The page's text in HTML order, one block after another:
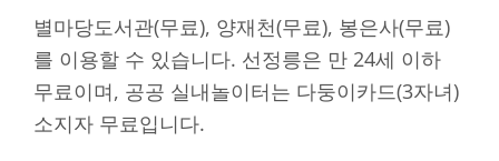
별마당도서관(무료), 양재천(무료), 봉은사(무료)
를 이용할 수 있습니다. 선정릉은 만 24세 이하
무료이며, 공공 실내놀이터는 다둥이카드(3자녀)
소지자 무료입니다.